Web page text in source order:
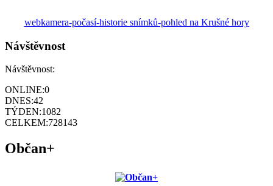
webkamera-počasí-historie snímků-pohled na Krušné hory
Návštěvnost
Návštěvnost:
ONLINE:0
DNES:42
TÝDEN:1082
CELKEM:728143
Občan+